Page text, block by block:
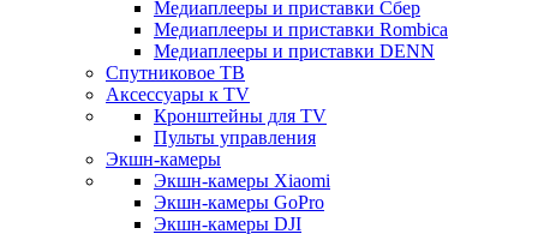
Медиаплееры и приставки Сбер
Медиаплееры и приставки Rombica
Медиаплееры и приставки DENN
Спутниковое ТВ
Аксессуары к TV
Кронштейны для TV
Пульты управления
Экшн-камеры
Экшн-камеры Xiaomi
Экшн-камеры GoPro
Экшн-камеры DJI